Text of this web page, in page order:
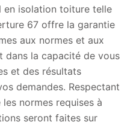
en isolation toiture telle
67 offre la garantie
aux normes et aux
dans la capacité de vous
et des résultats
demandes. Respectant
normes requises à
seront faites sur